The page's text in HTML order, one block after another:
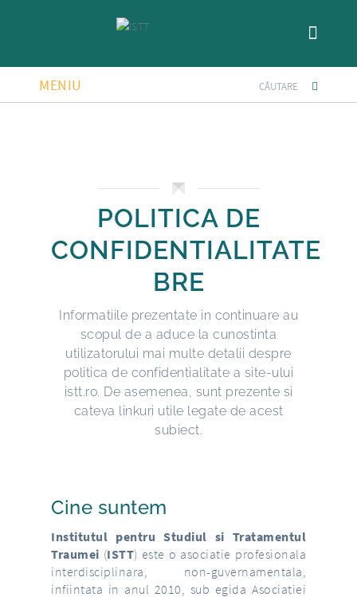
MENIU
POLITICA DE
CONFIDENTIALITATE
BRE
Informatiile prezentate in continuare au
scopul de a aduce la cunostinta
utilizatorului mai multe detalii despre
politica de confidentialitate a site-ului
istt.ro. De asemenea, sunt prezente si
cateva linkuri utile legate de acest
subiect.
Cine suntem
Institutul pentru Studiul si Tratamentul
Traumei (ISTT) este o asociatie profesionala
interdisciplinara, non-guvernamentala,
infiintata in anul 2010, sub egida Asociatiei